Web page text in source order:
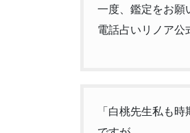
一度、鑑定をお願
電話占いリノア公
「白桃先生私も